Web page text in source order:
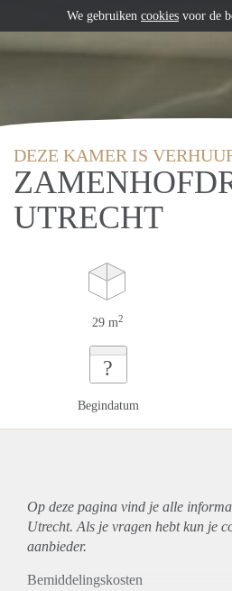
DEZE KAMER IS
UTRECHT
29 m2
?
Begindatum
Op deze pagina vind je alle
Utrecht. Als je vragen hebt kun je
aanbieder.
Bemiddelingskosten
We gebruiken cookies voor de